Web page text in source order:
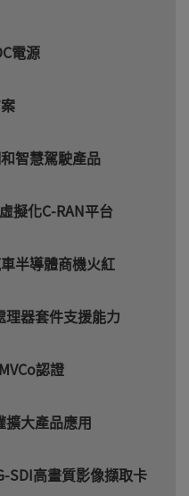
電源
智慧駕駛產品
擬化C-RAN平台
半導體商機火紅
器套件支援能力
認證
擴大產品應用
SDI高畫質影像擷取卡